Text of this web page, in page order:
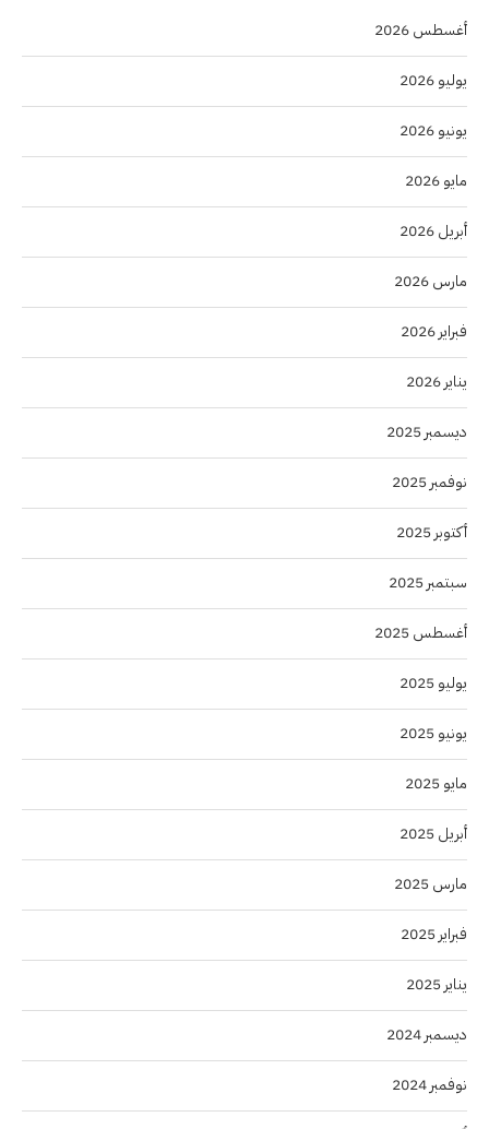
أغسطس 2026
يوليو 2026
يونيو 2026
مايو 2026
أبريل 2026
مارس 2026
فبراير 2026
يناير 2026
ديسمبر 2025
نوفمبر 2025
أكتوبر 2025
سبتمبر 2025
أغسطس 2025
يوليو 2025
يونيو 2025
مايو 2025
أبريل 2025
مارس 2025
فبراير 2025
يناير 2025
ديسمبر 2024
نوفمبر 2024